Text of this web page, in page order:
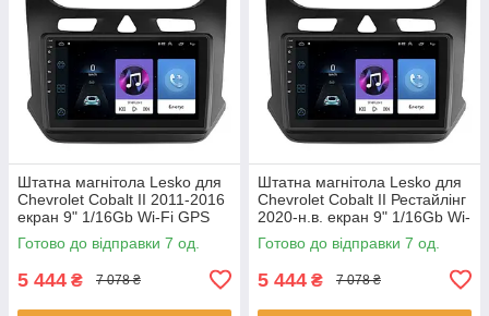
Штатна магнітола Lesko для
Chevrolet Cobalt II 2011-2016
екран 9" 1/16Gb Wi-Fi GPS
Base Шевроле Кобальт 7 шт.
Готово до відправки 7 од.
5 444 ₴ 7 078 ₴
Штатна магнітола Lesko для
Chevrolet Cobalt II Рестайлінг
2020-н.в. екран 9" 1/16Gb Wi-
Fi GPS Base 7 шт.
Готово до відправки 7 од.
5 444 ₴ 7 078 ₴